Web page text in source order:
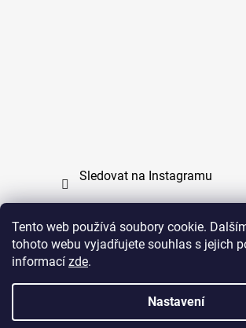
Tento web používá soubory cookie.
tohoto webu vyjadřujete souhlas s jejich
informací zde.
Nastavení
Sledovat na Instagramu
Copyright (c) 2011 - 2026 zoo-branik.cz